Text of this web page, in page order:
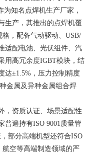
为知名点焊机生产厂家，
生产，其推出的点焊机覆
格，配备气动驱动、USB/
适配电池、光伏组件、汽
用高冗余度IGBT模块，结
达±1.5%，压力控制精度
金属及异种金属组合焊
，资质认证、场景适配性
普遍持有ISO 9001质量管
部分高端机型还符合ISO
航空等高端制造领域的严